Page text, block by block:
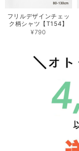
フリルデザインチェッ
ク柄シャツ【T154】
¥790